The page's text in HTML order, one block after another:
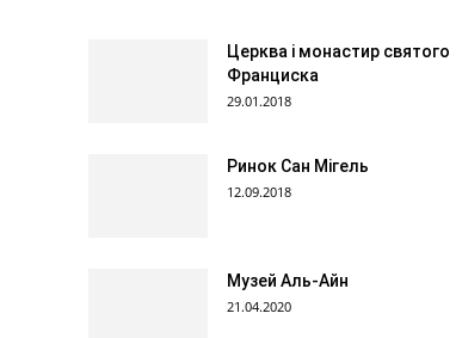
Церква і монастир святого
Франциска
29.01.2018
Ринок Сан Мігель
12.09.2018
Музей Аль-Айн
21.04.2020